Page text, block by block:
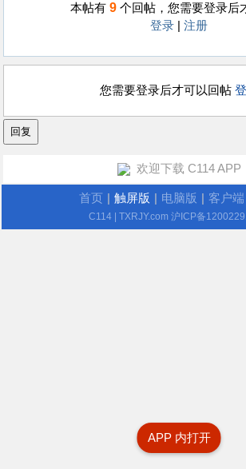
本帖有 9 个回帖，您需要登录后
登录
注册
您需要登录后才可以回帖
APP 内打开
欢迎下载 C114 APP
首页 触屏版 电脑版 客户端
C114 | TXRJY.com 沪ICP备